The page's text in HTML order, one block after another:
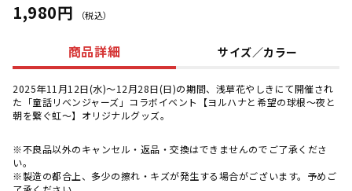
1,980円 （税込）
商品詳細 サイズ／カラー
2025年11月12日(水)～12月28日(日)の期間、浅草花やしきにて開催され
た「童話リベンジャーズ」コラボイベント【ヨルハナと希望の球根～夜と
朝を繋ぐ虹～】オリジナルグッズ。
※不良品以外のキャンセル・返品・交換はできませんのでご了承くださ
い。
※製造の都合上、多少の擦れ・キズが発生する場合がございます。予めご